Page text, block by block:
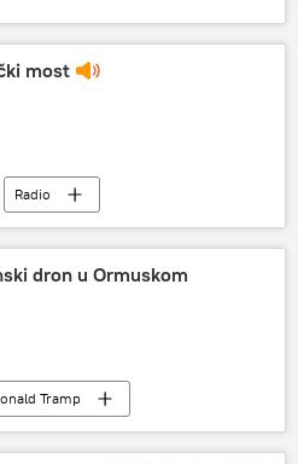
most
Radio
dron u Ormuskom
Tramp